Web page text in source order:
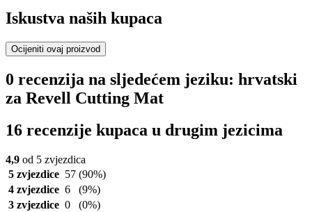
Iskustva naših kupaca
Ocijeniti ovaj proizvod
0 recenzija na sljedećem jeziku: hrvatski
za Revell Cutting Mat
16 recenzije kupaca u drugim jezicima
4,9 od 5 zvjezdica
5 zvjezdice 57 (90%)
4 zvjezdice 6
(9%)
3 zvjezdice 0
(0%)